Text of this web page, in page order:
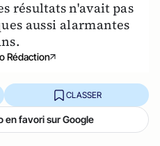
résultats n'avait pas
aussi alarmantes
Rédaction
CLASSER
en favori sur Google